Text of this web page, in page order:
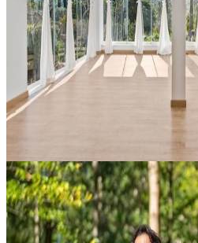
Un ritiro rigenerante pensato per
connessione e approfondire la
accogliente e sostenitivo. Guidato da
incontro offr...
Su richiesta
Forrest Yoga Ritiro con Ilias